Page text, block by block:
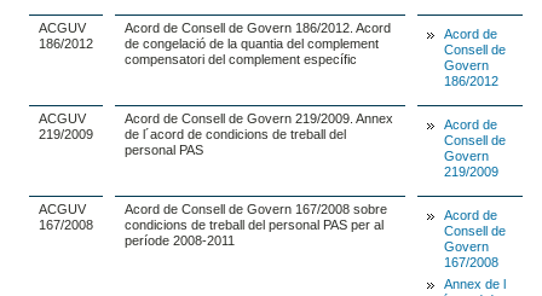
ACGUV
186/2012
Acord de Consell de Govern 186/2012. Acord
de congelació de la quantia del complement
compensatori del complement específic
Acord de
Consell de
Govern
186/2012
ACGUV
219/2009
Acord de Consell de Govern 219/2009. Annex
de l´acord de condicions de treball del
personal PAS
Acord de
Consell de
Govern
219/2009
ACGUV
167/2008
Acord de Consell de Govern 167/2008 sobre
condicions de treball del personal PAS per al
període 2008-2011
Acord de
Consell de
Govern
167/2008
Annex de l